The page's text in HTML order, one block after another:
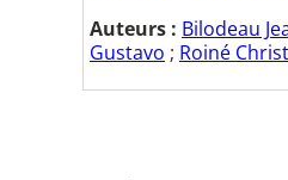
Auteurs : Bilodeau
Gustavo ; Roiné